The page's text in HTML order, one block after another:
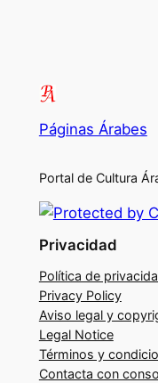
Páginas Árabes
Portal de Cultura
Privacidad
Política de
Privacy Policy
Aviso legal y
Legal Notice
Términos y
Contacta con